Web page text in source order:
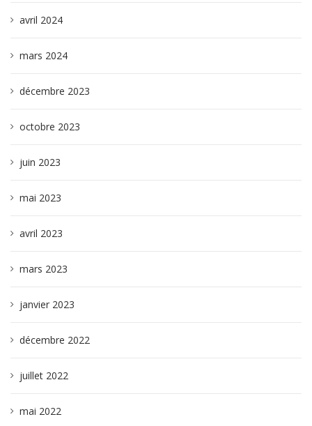
avril 2024
mars 2024
décembre 2023
octobre 2023
juin 2023
mai 2023
avril 2023
mars 2023
janvier 2023
décembre 2022
juillet 2022
mai 2022